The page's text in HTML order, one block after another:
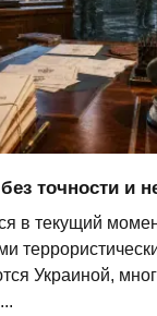
точности и
в текущий
Украиной,